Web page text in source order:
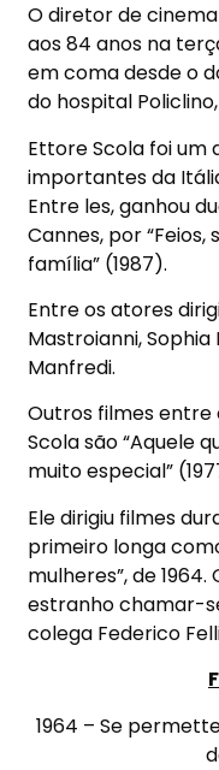
O diretor de
aos 84 anos na
em coma desde o
do hospital
Ettore Scola foi um
importantes da
Entre les, ganhou
Cannes, por “Feios,
família” (1987).
Entre os atores
Mastroianni,
Manfredi.
Outros filmes entre
Scola são “Aquele
muito especial”
Ele dirigiu filmes
primeiro longa
mulheres”, de
estranho chamar-
colega Federico
1964 – Se